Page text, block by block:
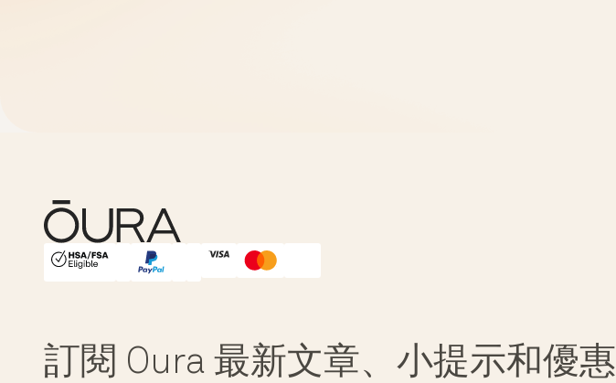
HSA/FSA Eligible
Affirm
訂閱 Oura 最新文章、小提示和優惠